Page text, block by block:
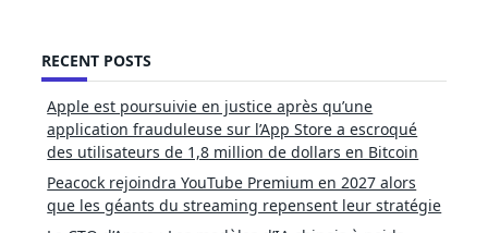
RECENT POSTS
Apple est poursuivie en justice après qu’une
application frauduleuse sur l’App Store a escroqué
des utilisateurs de 1,8 million de dollars en Bitcoin
Peacock rejoindra YouTube Premium en 2027 alors
que les géants du streaming repensent leur stratégie